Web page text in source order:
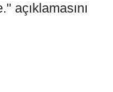
açıklamasını